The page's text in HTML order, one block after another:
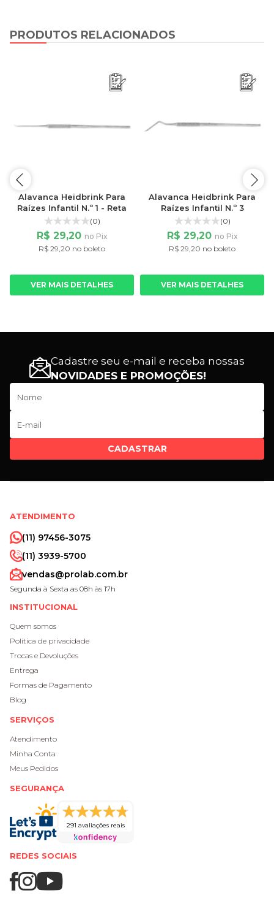
PRODUTOS RELACIONADOS
Alavanca Heidbrink Para
Raízes Infantil N.º 1 - Reta
(0)
R$ 29,20 no Pix
R$ 29,20 no boleto
VER MAIS DETALHES
Alavanca Heidbrink Para
Raízes Infantil N.º 3
(0)
R$ 29,20 no Pix
R$ 29,20 no boleto
VER MAIS DETALHES
Cadastre seu e-mail e receba nossas
NOVIDADES E PROMOÇÕES!
CADASTRAR
ATENDIMENTO
(11) 97456-3075
(11) 3939-5700
vendas@prolab.com.br
Segunda à Sexta as 08h às 17h
INSTITUCIONAL
Quem somos
Política de privacidade
Trocas e Devoluções
Entrega
Formas de Pagamento
Blog
SERVIÇOS
Atendimento
Minha Conta
Meus Pedidos
SEGURANÇA
291 avaliações reais
REDES SOCIAIS